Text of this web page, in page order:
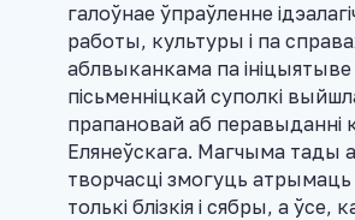
галоўнае ўпраўленне
работы, культуры і па
аблвыканкама па
пісьменніцкай суполкі
прапановай аб перавыданні
Елянеўскага. Магчыма тады
творчасці змогуць
толькі блізкія і сябры, а ўсе,